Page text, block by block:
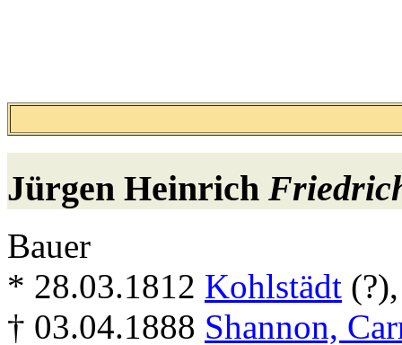
Jürgen Heinrich
Bauer
* 28.03.1812 Kohlstädt
† 03.04.1888 Shannon,